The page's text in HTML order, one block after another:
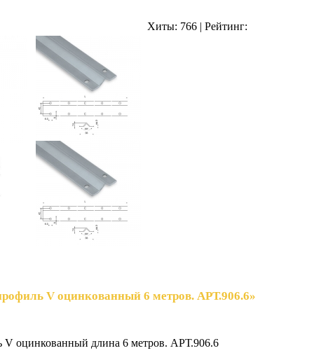
Хиты: 766 | Рейтинг:
V оцинкованный 6 метров. АРТ.906.6»
V оцинкованный длина 6 метров. АРТ.906.6